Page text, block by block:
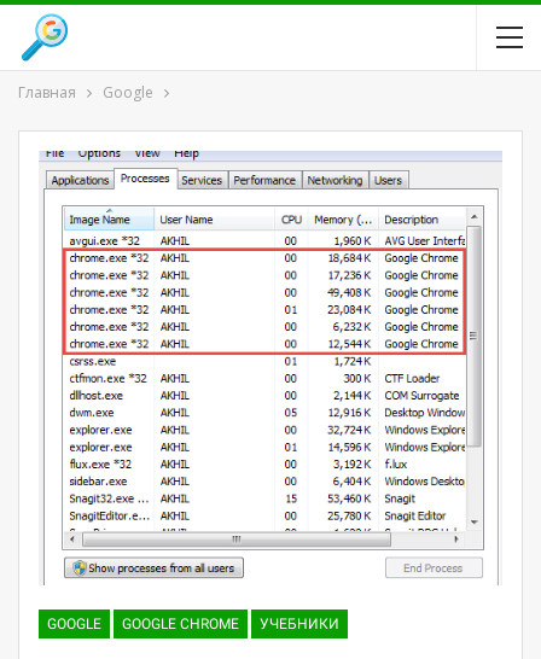
Главная Google
GOOGLE GOOGLE CHROME УЧЕБНИКИ